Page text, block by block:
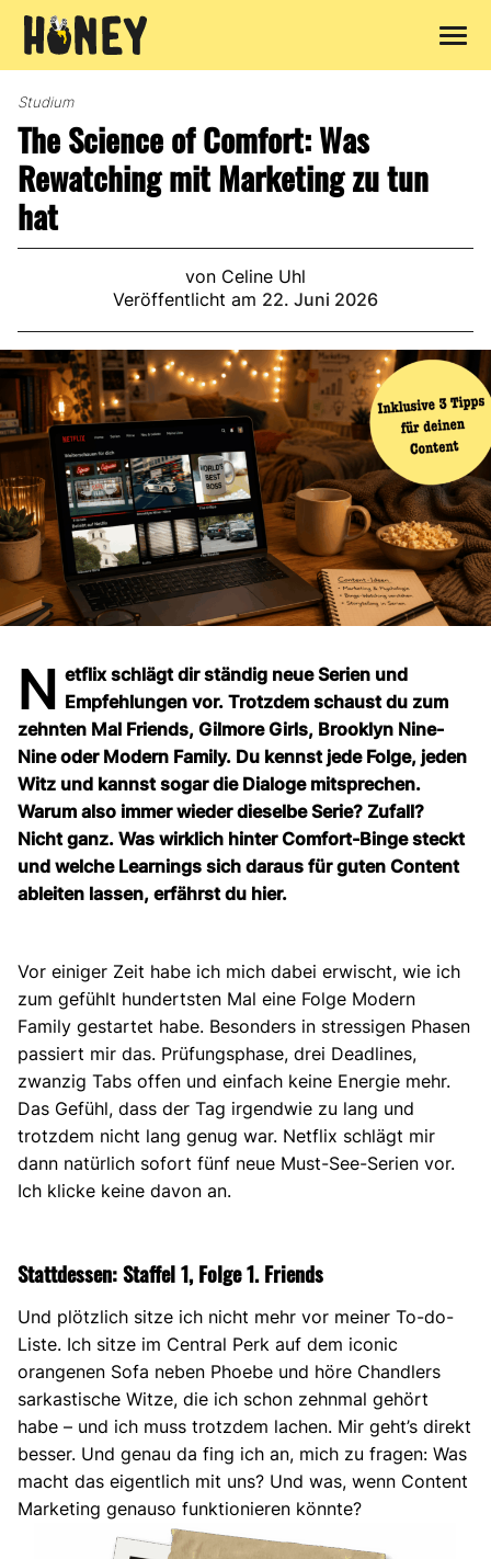
Inhalt
Studium
The Science of Comfort: Was
Rewatching mit Marketing zu tun
hat
von Celine Uhl
Veröffentlicht am 22. Juni 2026
N etflix schlägt dir ständig neue Serien und
Empfehlungen vor. Trotzdem schaust du zum
zehnten Mal Friends, Gilmore Girls, Brooklyn Nine-
Nine oder Modern Family. Du kennst jede Folge, jeden
Witz und kannst sogar die Dialoge mitsprechen.
Warum also immer wieder dieselbe Serie? Zufall?
Nicht ganz. Was wirklich hinter Comfort-Binge steckt
und welche Learnings sich daraus für guten Content
ableiten lassen, erfährst du hier.
Vor einiger Zeit habe ich mich dabei erwischt, wie ich
zum gefühlt hundertsten Mal eine Folge Modern
Family gestartet habe. Besonders in stressigen Phasen
passiert mir das. Prüfungsphase, drei Deadlines,
zwanzig Tabs offen und einfach keine Energie mehr.
Das Gefühl, dass der Tag irgendwie zu lang und
trotzdem nicht lang genug war. Netflix schlägt mir
dann natürlich sofort fünf neue Must-See-Serien vor.
Ich klicke keine davon an.
Stattdessen: Staffel 1, Folge 1. Friends
Und plötzlich sitze ich nicht mehr vor meiner To-do-
Liste. Ich sitze im Central Perk auf dem iconic
orangenen Sofa neben Phoebe und höre Chandlers
sarkastische Witze, die ich schon zehnmal gehört
habe – und ich muss trotzdem lachen. Mir geht’s direkt
besser. Und genau da fing ich an, mich zu fragen: Was
macht das eigentlich mit uns? Und was, wenn Content
Marketing genauso funktionieren könnte?